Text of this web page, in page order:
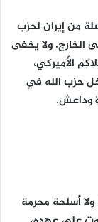
من إيران لحزب
الخارج. ولا يخفى
الأميركي،
حزب الله في
وداعش.
ولا أسلحة محرمة